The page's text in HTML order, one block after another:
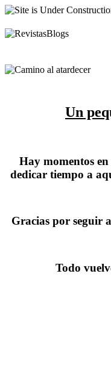
Un
Hay momentos
dedicar tiempo a
Gracias por seguir
Todo